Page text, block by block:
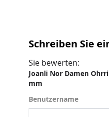
Schreiben Sie
Sie bewerten:
Joanli Nor Damen
mm
Benutzername
Benutzername